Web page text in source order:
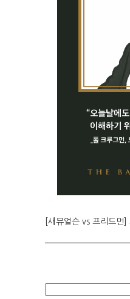
[새뮤얼슨 vs 프리드먼]